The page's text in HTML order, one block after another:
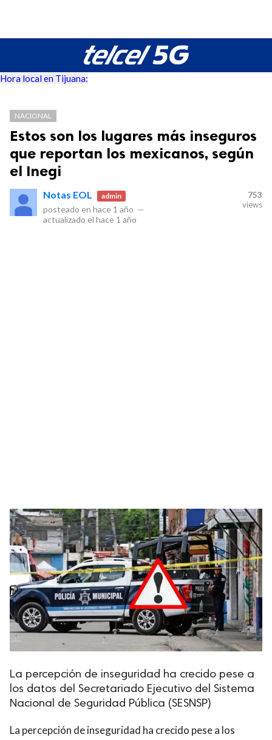
Hora local en Tijuana:
NACIONAL
Estos son los lugares más inseguros
que reportan los mexicanos, según
el Inegi
Notas EOL admin
posteado en hace 1 año —
actualizado el hace 1 año
753
views
La percepción de inseguridad ha crecido pese a
los datos del Secretariado Ejecutivo del Sistema
Nacional de Seguridad Pública (SESNSP)
La percepción de inseguridad ha crecido pese a los